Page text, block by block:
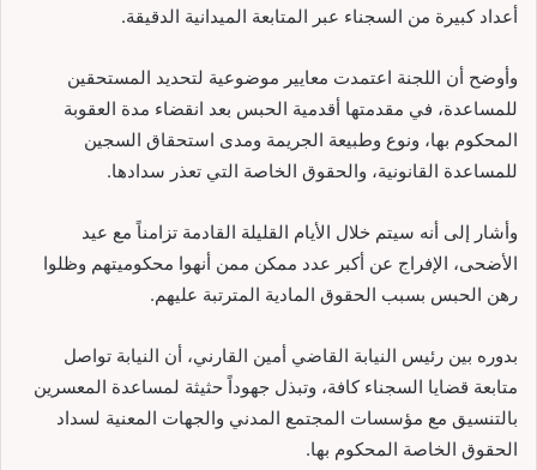
أعداد كبيرة من السجناء عبر المتابعة الميدانية الدقيقة.
وأوضح أن اللجنة اعتمدت معايير موضوعية لتحديد المستحقين
للمساعدة، في مقدمتها أقدمية الحبس بعد انقضاء مدة العقوبة
المحكوم بها، ونوع وطبيعة الجريمة ومدى استحقاق السجين
للمساعدة القانونية، والحقوق الخاصة التي تعذر سدادها.
وأشار إلى أنه سيتم خلال الأيام القليلة القادمة تزامناً مع عيد
الأضحى، الإفراج عن أكبر عدد ممكن ممن أنهوا محكوميتهم وظلوا
رهن الحبس بسبب الحقوق المادية المترتبة عليهم.
بدوره بين رئيس النيابة القاضي أمين القارني، أن النيابة تواصل
متابعة قضايا السجناء كافة، وتبذل جهوداً حثيثة لمساعدة المعسرين
بالتنسيق مع مؤسسات المجتمع المدني والجهات المعنية لسداد
الحقوق الخاصة المحكوم بها.